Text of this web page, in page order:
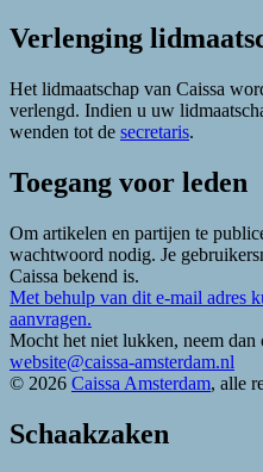
Verlenging
Het lidmaatschap van Caissa
verlengd. Indien u uw
wenden tot de secretaris.
Toegang voor leden
Om artikelen en partijen te
wachtwoord nodig. Je
Caissa bekend is.
Met behulp van dit e-mail adres
aanvragen.
Mocht het niet lukken, neem dan
website@caissa-amsterdam.nl
© 2026 Caissa Amsterdam, alle
Schaakzaken